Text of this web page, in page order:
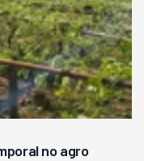
no agro